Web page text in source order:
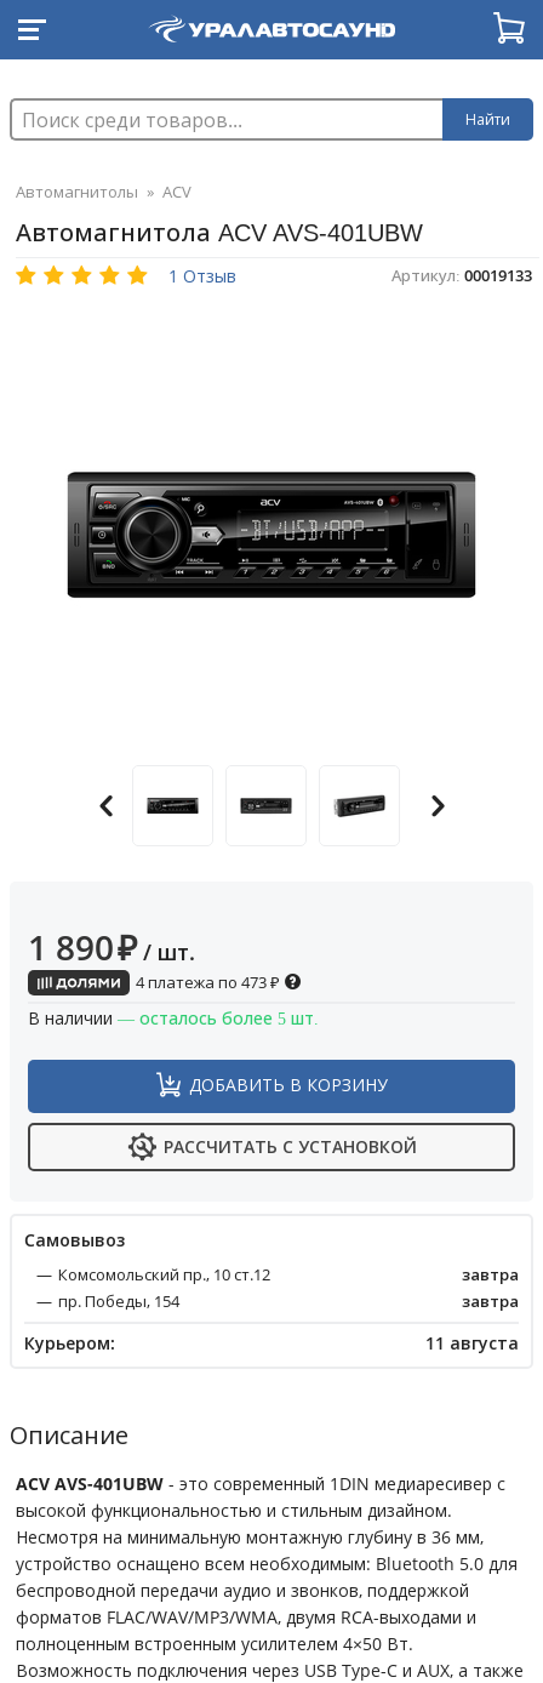
Найти
Автомагнитолы » ACV
Автомагнитола ACV AVS-401UBW
1 Отзыв Артикул: 00019133
1 890₽ / шт.
4 платежа по 473₽
В наличии — осталось более 5 шт.
ДОБАВИТЬ В КОРЗИНУ
РАССЧИТАТЬ С УСТАНОВКОЙ
Cамовывоз
Комсомольский пр., 10 ст.12
завтра
пр. Победы, 154
завтра
Курьером: 11 августа
Описание
ACV AVS-401UBW - это современный 1DIN медиаресивер с
высокой функциональностью и стильным дизайном.
Несмотря на минимальную монтажную глубину в 36 мм,
устройство оснащено всем необходимым: Bluetooth 5.0 для
беспроводной передачи аудио и звонков, поддержкой
форматов FLAC/WAV/MP3/WMA, двумя RCA-выходами и
полноценным встроенным усилителем 4×50 Вт.
Возможность подключения через USB Type-C и AUX, а также